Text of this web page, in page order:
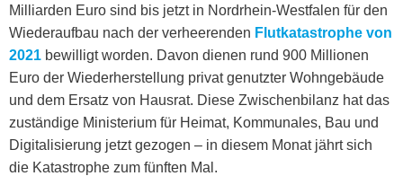
Milliarden Euro sind bis jetzt in Nordrhein-Westfalen für den
Wiederaufbau nach der verheerenden Flutkatastrophe von
2021 bewilligt worden. Davon dienen rund 900 Millionen
Euro der Wiederherstellung privat genutzter Wohngebäude
und dem Ersatz von Hausrat. Diese Zwischenbilanz hat das
zuständige Ministerium für Heimat, Kommunales, Bau und
Digitalisierung jetzt gezogen – in diesem Monat jährt sich
die Katastrophe zum fünften Mal.